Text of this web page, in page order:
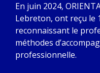
En juin 2024,
Lebreton, ont reçu le
reconnaissant le
méthodes
professionnelle.